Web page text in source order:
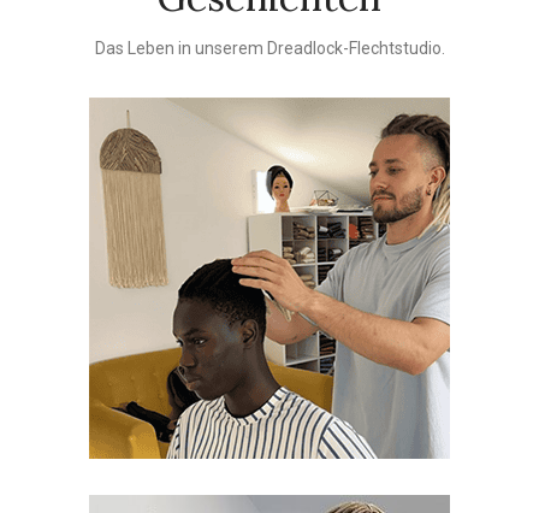
Das Leben in unserem Dreadlock-Flechtstudio.